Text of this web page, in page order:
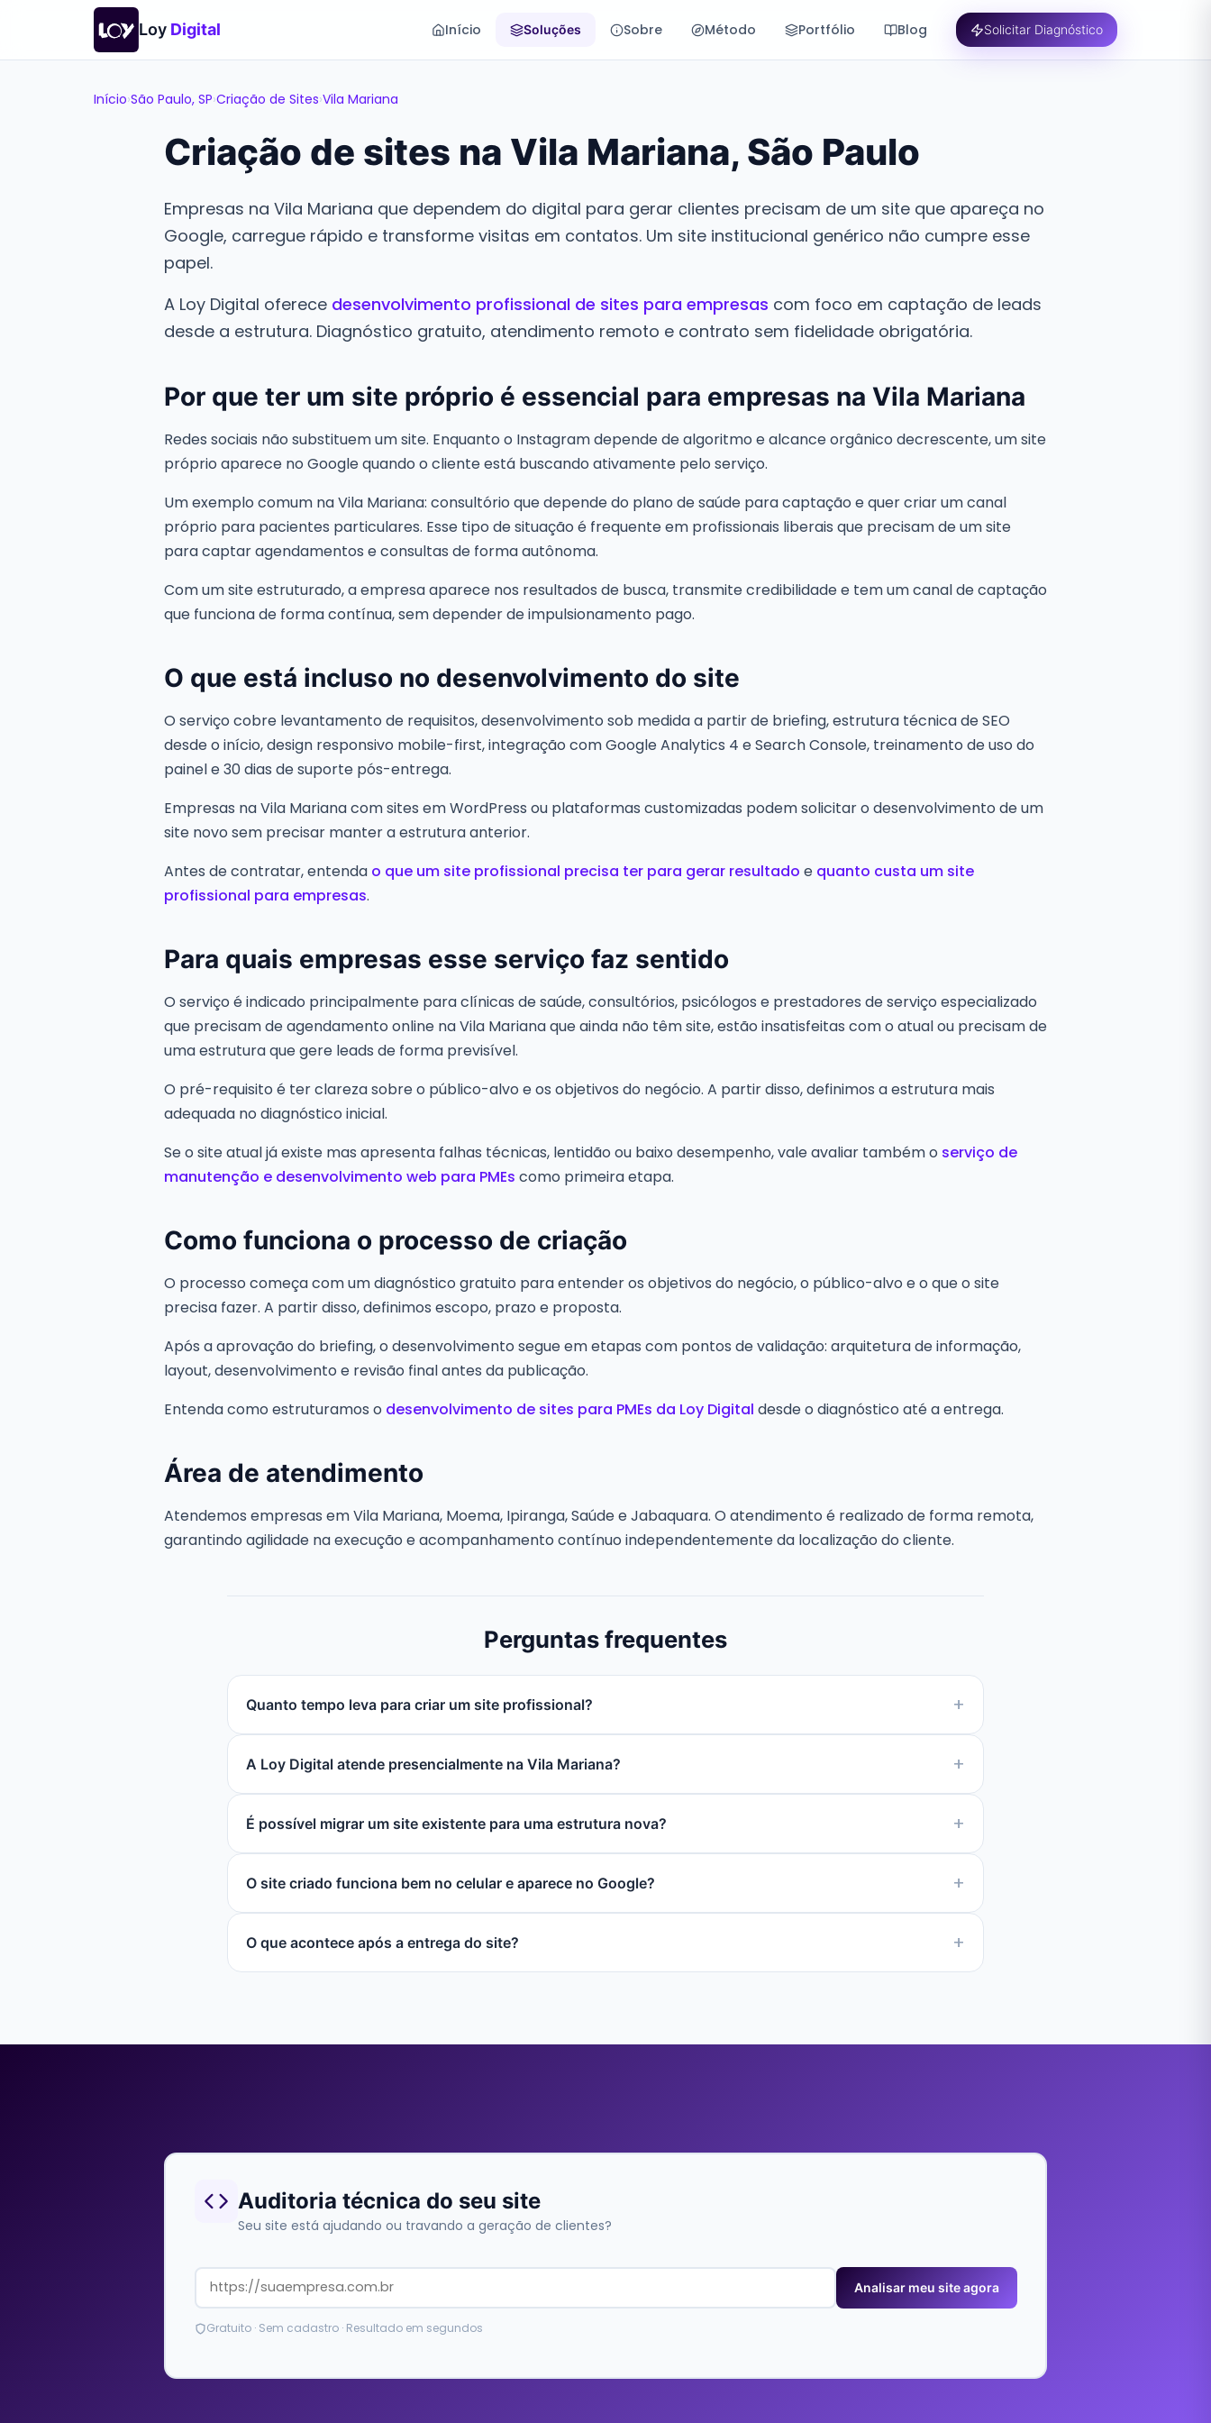
Loy Digital Início Soluções Sobre Método Portfólio Blog Solicitar Diagnóstico
Início›São Paulo, SP›Criação de Sites›Vila Mariana
Criação de sites na Vila Mariana, São Paulo
Empresas na Vila Mariana que dependem do digital para gerar clientes precisam de um site que apareça no
Google, carregue rápido e transforme visitas em contatos. Um site institucional genérico não cumpre esse
papel.
A Loy Digital oferece desenvolvimento profissional de sites para empresas com foco em captação de leads
desde a estrutura. Diagnóstico gratuito, atendimento remoto e contrato sem fidelidade obrigatória.
Por que ter um site próprio é essencial para empresas na Vila Mariana
Redes sociais não substituem um site. Enquanto o Instagram depende de algoritmo e alcance orgânico decrescente, um site
próprio aparece no Google quando o cliente está buscando ativamente pelo serviço.
Um exemplo comum na Vila Mariana: consultório que depende do plano de saúde para captação e quer criar um canal
próprio para pacientes particulares. Esse tipo de situação é frequente em profissionais liberais que precisam de um site
para captar agendamentos e consultas de forma autônoma.
Com um site estruturado, a empresa aparece nos resultados de busca, transmite credibilidade e tem um canal de captação
que funciona de forma contínua, sem depender de impulsionamento pago.
O que está incluso no desenvolvimento do site
O serviço cobre levantamento de requisitos, desenvolvimento sob medida a partir de briefing, estrutura técnica de SEO
desde o início, design responsivo mobile-first, integração com Google Analytics 4 e Search Console, treinamento de uso do
painel e 30 dias de suporte pós-entrega.
Empresas na Vila Mariana com sites em WordPress ou plataformas customizadas podem solicitar o desenvolvimento de um
site novo sem precisar manter a estrutura anterior.
Antes de contratar, entenda o que um site profissional precisa ter para gerar resultado e quanto custa um site
profissional para empresas.
Para quais empresas esse serviço faz sentido
O serviço é indicado principalmente para clínicas de saúde, consultórios, psicólogos e prestadores de serviço especializado
que precisam de agendamento online na Vila Mariana que ainda não têm site, estão insatisfeitas com o atual ou precisam de
uma estrutura que gere leads de forma previsível.
O pré-requisito é ter clareza sobre o público-alvo e os objetivos do negócio. A partir disso, definimos a estrutura mais
adequada no diagnóstico inicial.
Se o site atual já existe mas apresenta falhas técnicas, lentidão ou baixo desempenho, vale avaliar também o serviço de
manutenção e desenvolvimento web para PMEs como primeira etapa.
Como funciona o processo de criação
O processo começa com um diagnóstico gratuito para entender os objetivos do negócio, o público-alvo e o que o site
precisa fazer. A partir disso, definimos escopo, prazo e proposta.
Após a aprovação do briefing, o desenvolvimento segue em etapas com pontos de validação: arquitetura de informação,
layout, desenvolvimento e revisão final antes da publicação.
Entenda como estruturamos o desenvolvimento de sites para PMEs da Loy Digital desde o diagnóstico até a entrega.
Área de atendimento
Atendemos empresas em Vila Mariana, Moema, Ipiranga, Saúde e Jabaquara. O atendimento é realizado de forma remota,
garantindo agilidade na execução e acompanhamento contínuo independentemente da localização do cliente.
Perguntas frequentes
Quanto tempo leva para criar um site profissional?
A Loy Digital atende presencialmente na Vila Mariana?
É possível migrar um site existente para uma estrutura nova?
O site criado funciona bem no celular e aparece no Google?
O que acontece após a entrega do site?
Auditoria técnica do seu site
Seu site está ajudando ou travando a geração de clientes?
Analisar meu site agora
Gratuito · Sem cadastro · Resultado em segundos